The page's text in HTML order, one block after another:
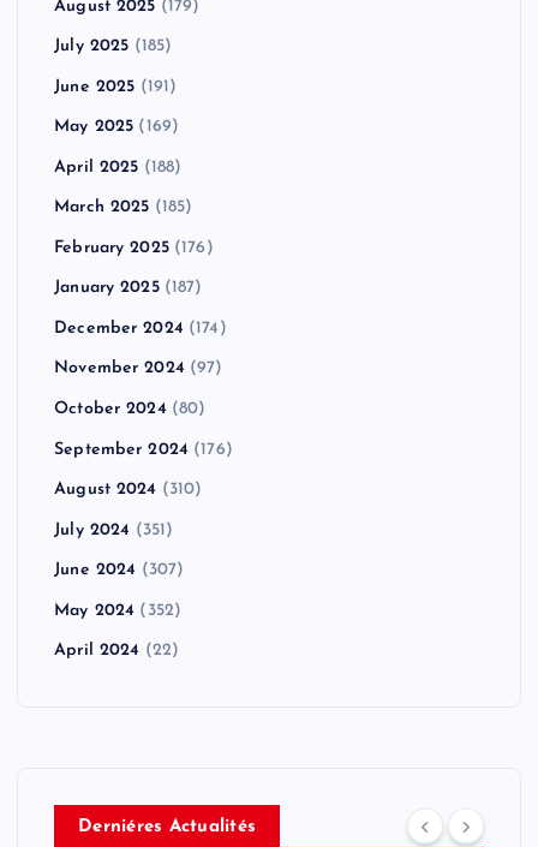
August 2025 (179)
July 2025 (185)
June 2025 (191)
May 2025 (169)
April 2025 (188)
March 2025 (185)
February 2025(176)
January 2025(187)
December 2024 (174)
November 2024 (97)
October 2024 (80)
September 2024 (176)
August 2024 (310)
July 2024 (351)
June 2024 (307)
May 2024 (352)
April 2024 (22)
Derniéres Actualités